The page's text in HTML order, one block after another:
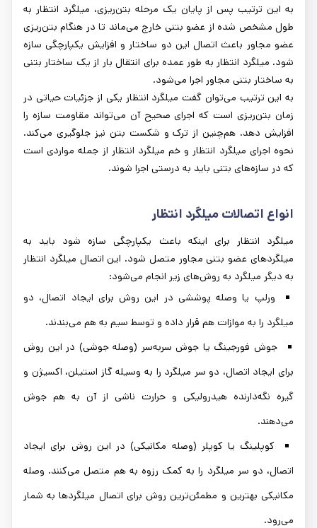
به این ترتیب پس از پایان یک مرحله بتن‌ریزی، میلگرد انتظار به
طول مشخص شده از عضو بتنی خارج می‌ماند تا در هنگام بتن‌ریزی
عضو مجاور باعث اتصال این دو ساختار و افزایش یکپارچگی سازه
شود. میلگرد انتظار به طور عمده برای انتقال بار از یک ساختار بتنی
به ساختار بتنی مجاور اجرا می‌شود.
به این ترتیب می‌توان گفت میلگرد انتظار یکی از جزئیات حیاتی در
زمان بتن‌ریزی است که اجرای صحیح آن می‌تواند مقاومت سازه را
افزایش دهد. هم‌چنین از ترک و شکست بتن نیز جلوگیری می‌کند.
نحوه اجرای میلگرد انتظار و خم میلگرد انتظار از جمله مواردی است
که در سازه‌های بتنی باید به درستی اجرا شوند.
انواع اتصالات میلگرد انتظار
میلگرد انتظار برای اینکه باعث یکپارچگی سازه شود باید به
میلگردهای عضو بتنی مجاور متصل شود. این اتصال میلگرد انتظار
به دیگر میلگرد به روش‌های زیر انجام می‌شود:
ورلپ یا وصله پوششی در این روش برای ایجاد اتصال، دو
میلگرد را به موازات هم قرار داده و توسط سیم به هم می‌بندند.
جوش فورجینگ یا جوش سربه‌سر (وصله جوشی) در این روش
برای ایجاد اتصال، دو سر میلگرد را به وسیله گاز استیلن، اکسیژن و
گیره نگه‌دارنده هیدرولیکی و حرارت ناشی از آن به هم جوش
می‌دهند.
کوپلینگ یا کوپلر (وصله مکانیکی) در این روش برای ایجاد
اتصال، دو سر میلگرد را به کمک رزوه به هم متصل می‌کنند. وصله
مکانیکی بهترین و مطمئن‌ترین روش برای اتصال میلگردها به شمار
می‌رود.